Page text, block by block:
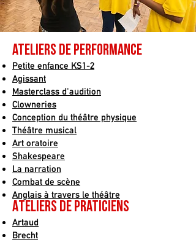
ateliers de performance
Petite enfance KS1-2
Agissant
Masterclass d'audition
Clowneries
Conception du théâtre physique
Théâtre musical
Art oratoire
Shakespeare
La narration
Combat de scène
Anglais à travers le théâtre
Ateliers de praticiens
Artaud
Brecht